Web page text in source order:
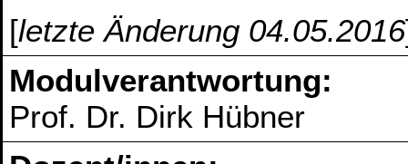
[letzte Änderung 04.05.2016
Modulverantwortung:
Prof. Dr. Dirk Hübner